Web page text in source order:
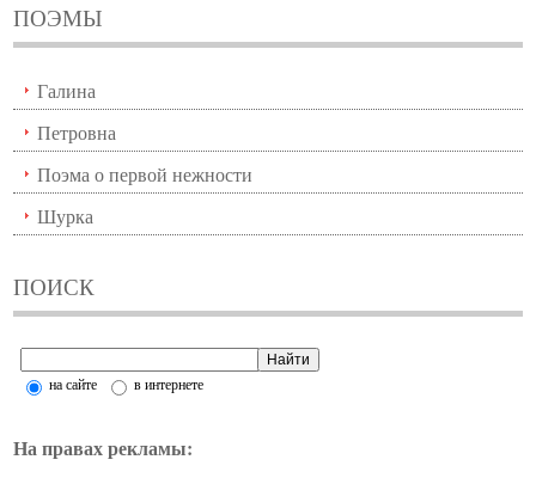
ПОЭМЫ
Галина
Петровна
Поэма о первой нежности
Шурка
ПОИСК
на сайте в интернете
На правах рекламы: